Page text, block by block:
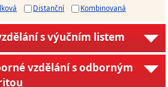
Distanční Kombinovaná
s výučním listem
vzdělání s odborným